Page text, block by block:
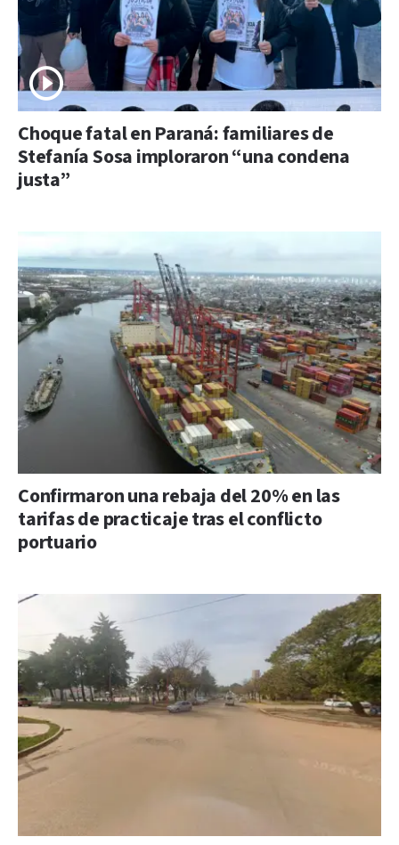
Choque fatal en Paraná: familiares de
Stefanía Sosa imploraron “una condena
justa”
Confirmaron una rebaja del 20% en las
tarifas de practicaje tras el conflicto
portuario